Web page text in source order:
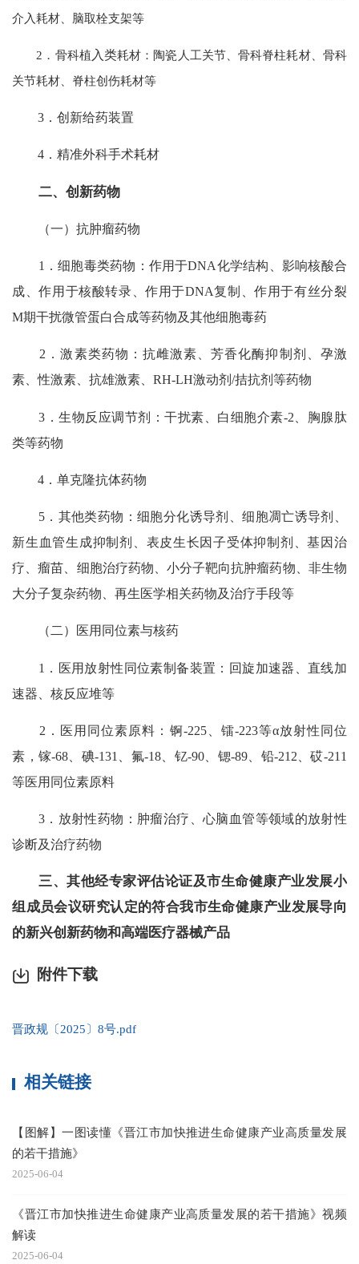
介入耗材、脑取栓支架等
2．骨科植 入类耗材：陶瓷人工关节、骨科脊柱耗材、骨科
关节耗材、脊柱创伤耗材等
3．创新给药装置
4．精准外科手术耗材
二、创新药物
（一）抗肿瘤药物
1．细胞毒类药物：作用于DNA化学结构、影响核酸合
成、作用于核酸转录、作用于DNA复制、作用于有丝分裂
M期干扰微管蛋白合成等药物及其他细胞毒药
2．激素类药物：抗雌激素、芳香化酶抑制剂、孕激
素、性激素、抗雄激素、RH-LH激动剂/拮抗剂等药物
3．生物反应调节剂：干扰素、白细胞介素-2、胸腺肽
类等药物
4．单克隆抗体药物
5．其他类药物：细胞分化诱导剂、细胞凋亡诱导剂、
新生血管生成抑制剂、表皮生长因子受体抑制剂、基因治
疗、瘤苗、细胞治疗药物、小分子靶向抗肿瘤药物、非生物
大分子复杂药物、再生医学相关药物及治疗手段等
（二）医用同位素与核药
1．医用放射性同位素制备装置：回旋加速器、直线加
速器、核反应堆等
2．医用同位素原料：锕-225、镭-223等α放射性同位
素，镓-68、碘-131、氟-18、钇-90、锶-89、铅-212、砹-211
等医用同位素原料
3．放射性药物：肿瘤治疗、心脑血管等领域的放射性
诊断及治疗药物
三、其他经专家评估论证及市生命健康产业发展小
组成员会议研究认定的符合我市生命健康产业发展导向
的新兴创新药物和高端医疗器械产品
附件下载
晋政规〔2025〕8号.pdf
相关链接
【图解】一图读懂《晋江市加快推进生命健康产业高质量发展
的若干措施》
2025-06-04
《晋江市加快推进生命健康产业高质量发展的若干措施》视频
解读
2025-06-04